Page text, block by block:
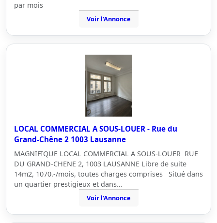
par mois
Voir l'Annonce
LOCAL COMMERCIAL A SOUS-LOUER - Rue du
Grand-Chêne 2 1003 Lausanne
MAGNIFIQUE LOCAL COMMERCIAL A SOUS-LOUER RUE
DU GRAND-CHENE 2, 1003 LAUSANNE Libre de suite
14m2, 1070.-/mois, toutes charges comprises Situé dans
un quartier prestigieux et dans…
Voir l'Annonce